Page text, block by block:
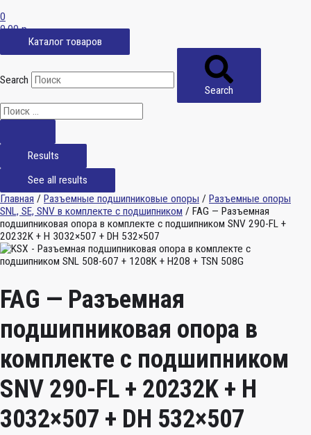
0
0,00р.
Каталог товаров
Search
Search
Results
See all results
Главная / Разъемные подшипниковые опоры / Разъемные опоры
SNL, SE, SNV в комплекте с подшипником / FAG — Разъемная
подшипниковая опора в комплекте с подшипником SNV 290-FL +
20232K + H 3032×507 + DH 532×507
FAG — Разъемная
подшипниковая опора в
комплекте с подшипником
SNV 290-FL + 20232K + H
3032×507 + DH 532×507